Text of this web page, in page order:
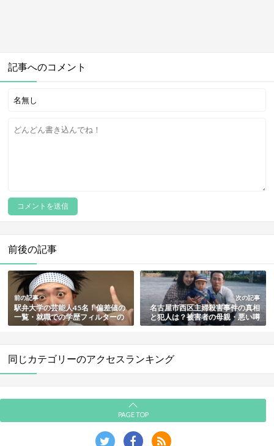
記事へのコメント
前後の記事
前の記事
駅弁大学の芸能人45名！偏差値の
一覧・就職での学歴フィルターの
有無・後悔する理由やメリットも
次の記事
名古屋市西区主婦殺害事件の真相
と犯人は？被害者の母親・悪い噂
や霊視結果も総まとめ
同じカテゴリーのアクセスランキング
PAGE TOP